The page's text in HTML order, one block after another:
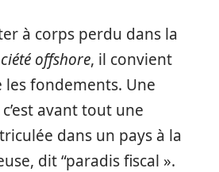
à corps perdu dans la
offshore, il convient
les fondements. Une
avant tout une
dans un pays à la
dit “paradis fiscal ».